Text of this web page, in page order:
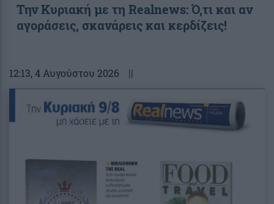
Την Κυριακή με τη Realnews: Ό,τι και αν
αγοράσεις, σκανάρεις και κερδίζεις!
12:13, 4 Αυγούστου 2026 ||